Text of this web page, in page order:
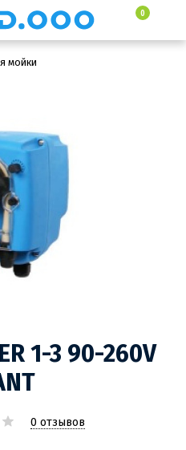
0
мойки
1-3 90-260V
0 отзывов